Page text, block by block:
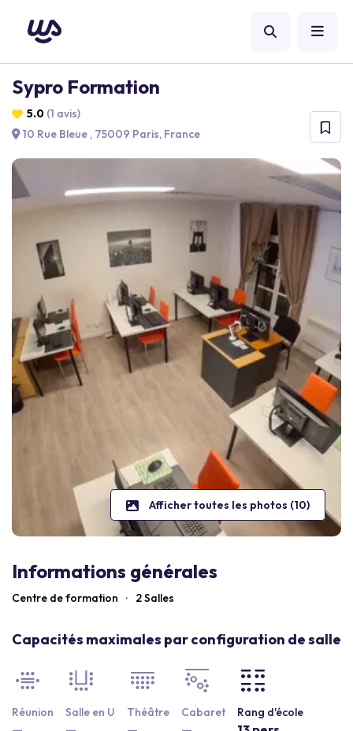
Sypro Formation
5.0 (1 avis)
10 Rue Bleue , 75009 Paris, France
Afficher toutes les photos (10)
Informations générales
Centre de formation · 2 Salles
Capacités maximales par configuration de salle
Réunion Salle en U Théâtre Cabaret Rang d'école